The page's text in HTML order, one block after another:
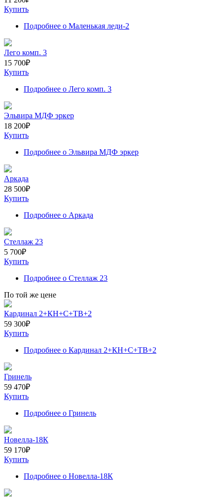
Купить
Подробнее о Маленькая леди-2
Лего комп. 3
15 700₽
Купить
Подробнее о Лего комп. 3
Эльвира МДФ эркер
18 200₽
Купить
Подробнее о Эльвира МДФ эркер
Аркада
28 500₽
Купить
Подробнее о Аркада
Стеллаж 23
5 700₽
Купить
Подробнее о Стеллаж 23
По той же цене
Кардинал 2+КН+С+ТВ+2
59 300₽
Купить
Подробнее о Кардинал 2+КН+С+ТВ+2
Гринель
59 470₽
Купить
Подробнее о Гринель
Новелла-18К
59 170₽
Купить
Подробнее о Новелла-18К